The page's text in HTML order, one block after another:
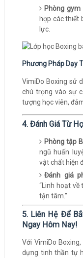
Phòng
hợp các thiết
lực.
Phương Pháp Dạy
VimiDo Boxing sử
chú trọng vào sự
tượng học viên,
4. Đánh Giá Từ
Phòng tập
ngũ huấn
vật chất hiện
Đánh giá
“Linh hoạt về
tận tâm.”
5. Liên Hệ Để
Ngay Hôm Nay!
Với VimiDo
dựng tinh thần tự